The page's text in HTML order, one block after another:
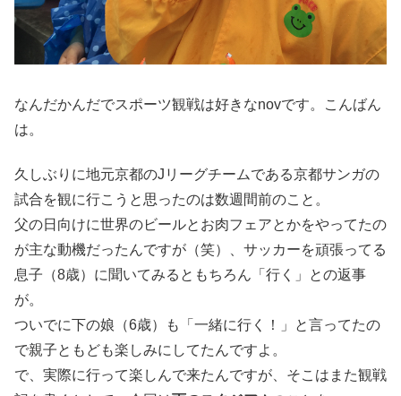
なんだかんだでスポーツ観戦は好きなnovです。こんばん
は。
久しぶりに地元京都のJリーグチームである京都サンガの
試合を観に行こうと思ったのは数週間前のこと。
父の日向けに世界のビールとお肉フェアとかをやってたの
が主な動機だったんですが（笑）、サッカーを頑張ってる
息子（8歳）に聞いてみるともちろん「行く」との返事
が。
ついでに下の娘（6歳）も「一緒に行く！」と言ってたの
で親子ともども楽しみにしてたんですよ。
で、実際に行って楽しんで来たんですが、そこはまた観戦